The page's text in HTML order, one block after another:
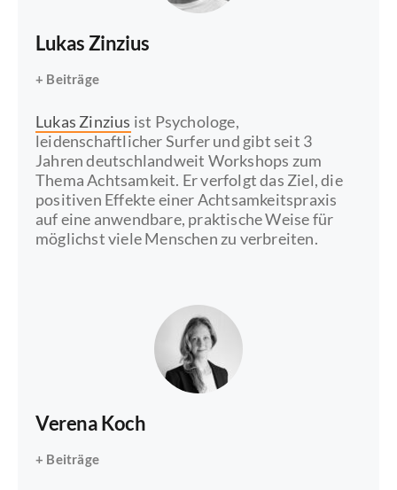
Lukas Zinzius
+ Beiträge
Lukas Zinzius ist Psychologe,
leidenschaftlicher Surfer und gibt seit 3
Jahren deutschlandweit Workshops zum
Thema Achtsamkeit. Er verfolgt das Ziel, die
positiven Effekte einer Achtsamkeitspraxis
auf eine anwendbare, praktische Weise für
möglichst viele Menschen zu verbreiten.
Verena Koch
+ Beiträge